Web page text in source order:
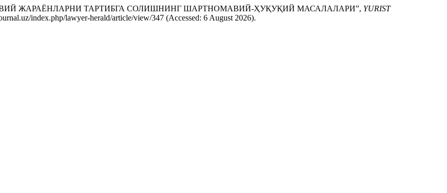
ЖАРАЁНЛАРНИ ТАРТИБГА СОЛИШНИНГ ШАРТНОМАВИЙ-ҲУҚУҚИЙ МАСАЛАЛАРИ”, YURIST
index.php/lawyer-herald/article/view/347 (Accessed: 6 August 2026).